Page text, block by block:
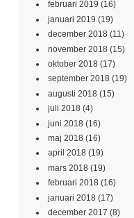
februari 2019 (16)
januari 2019 (19)
december 2018 (11)
november 2018 (15)
oktober 2018 (17)
september 2018 (19)
augusti 2018 (15)
juli 2018 (4)
juni 2018 (16)
maj 2018 (16)
april 2018 (19)
mars 2018 (19)
februari 2018 (16)
januari 2018 (17)
december 2017 (8)